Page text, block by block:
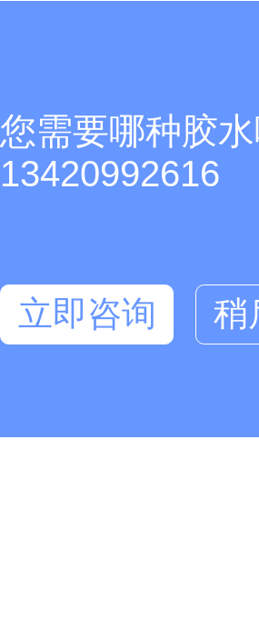
您需要哪种胶
13420992616
立即咨询 稍